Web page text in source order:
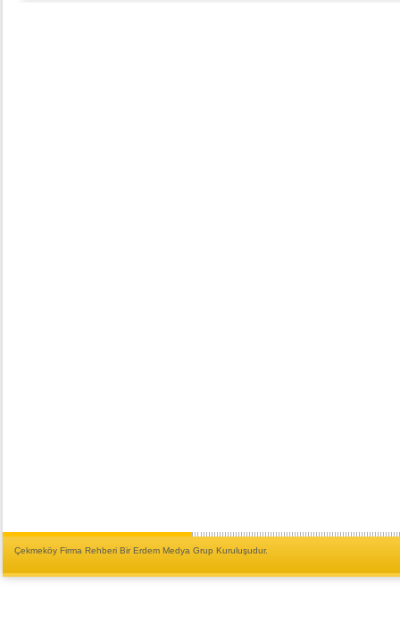
Çekmeköy Firma Rehberi Bir Erdem Medya Grup Kuruluşudur.